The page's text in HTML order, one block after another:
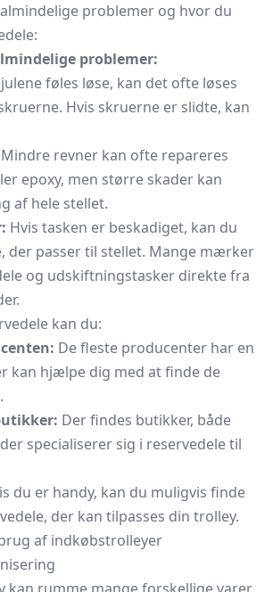
problemer og hvor du
problemer:
føles løse, kan det ofte løses
Hvis skruerne er slidte, kan
Mindre revner kan ofte repareres
epoxy, men større skader kan
af hele stellet.
Hvis tasken er beskadiget, kan du
der passer til stellet. Mange mærker
og udskiftningstasker direkte fra
kan du:
De fleste producenter har en
kan hjælpe dig med at finde de
Der findes butikker, både
specialiserer sig i reservedele til
du er handy, kan du muligvis finde
der kan tilpasses din trolley.
af indkøbstrolleyer